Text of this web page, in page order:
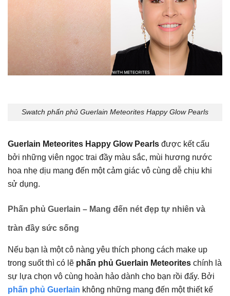
Swatch phấn phủ Guerlain Meteorites Happy Glow Pearls
Guerlain Meteorites Happy Glow Pearls được kết cấu
bởi những viên ngọc trai đầy màu sắc, mùi hương nước
hoa nhẹ dịu mang đến một cảm giác vô cùng dễ chịu khi
sử dụng.
Phấn phủ Guerlain – Mang đến nét đẹp tự nhiên và
tràn đầy sức sống
Nếu bạn là một cô nàng yêu thích phong cách make up
trong suốt thì có lẽ phấn phủ Guerlain Meteorites chính là
sự lựa chọn vô cùng hoàn hảo dành cho bạn rồi đấy. Bởi
phấn phủ Guerlain không những mang đến một thiết kế